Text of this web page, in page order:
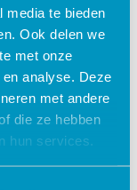
media te bieden
Ook delen we
met onze
analyse. Deze
met andere
die ze hebben
hun services.
ADHD